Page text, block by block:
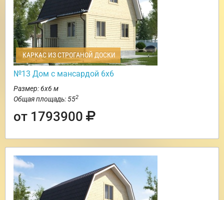
КАРКАС ИЗ СТРОГАНОЙ ДОСКИ
№13 Дом с мансардой 6х6
Размер: 6х6 м
Общая площадь: 552
от 1793900